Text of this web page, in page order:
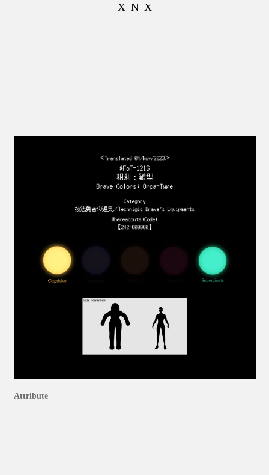
X–N–X
Attribute